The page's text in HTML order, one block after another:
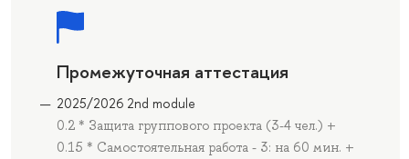
Промежуточная аттестация
2025/2026 2nd module
0.2 * Защита группового проекта (3-4 чел.) +
0.15 * Cамостоятельная работа - 3: на 60 мин. +